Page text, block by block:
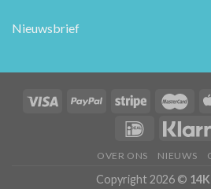
Nieuwsbrief
OVER ONS NIEUWS
Copyright 2026 ©